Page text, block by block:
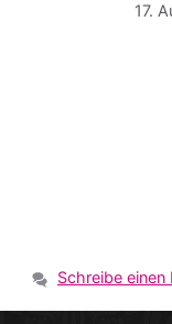
17.
Schreibe einen